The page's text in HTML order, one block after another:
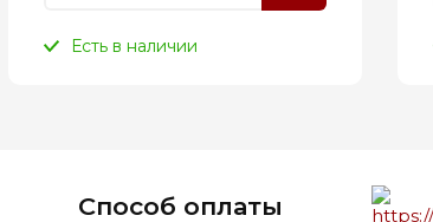
Есть в наличии
Способ оплаты